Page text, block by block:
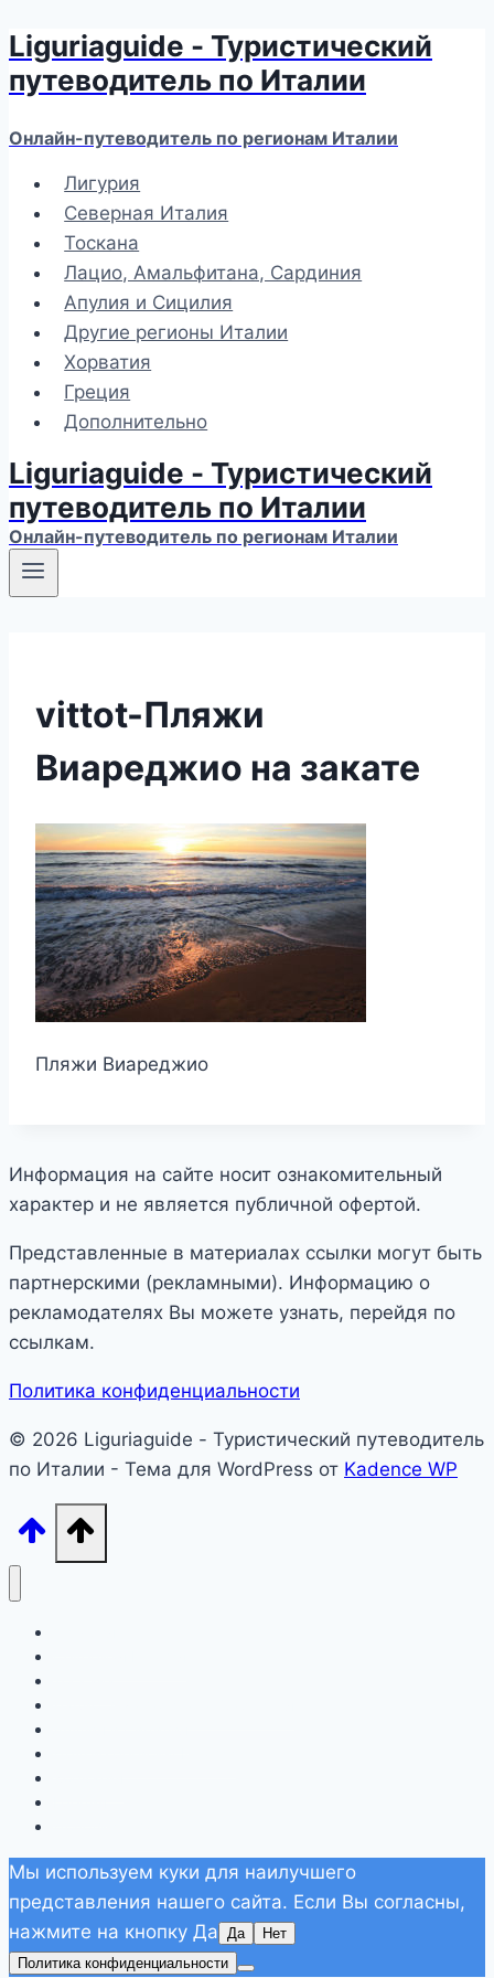
Перейти
к
содержимому
Liguriaguide - Туристический
путеводитель по Италии
Онлайн-путеводитель по регионам Италии
Лигурия
Северная Италия
Тоскана
Лацио, Амальфитана, Сардиния
Апулия и Сицилия
Другие регионы Италии
Хорватия
Греция
Дополнительно
Liguriaguide - Туристический
путеводитель по Италии
Онлайн-путеводитель по регионам Италии
vittot-Пляжи
Виареджио на закате
Пляжи Виареджио
Информация на сайте носит ознакомительный
характер и не является публичной офертой.
Представленные в материалах ссылки могут быть
партнерскими (рекламными). Информацию о
рекламодателях Вы можете узнать, перейдя по
ссылкам.
Политика конфиденциальности
© 2026 Liguriaguide - Туристический путеводитель
по Италии - Тема для WordPress от Kadence WP
Мы используем куки для наилучшего
представления нашего сайта. Если Вы согласны,
нажмите на кнопку Да
Да
Нет
Политика конфиденциальности